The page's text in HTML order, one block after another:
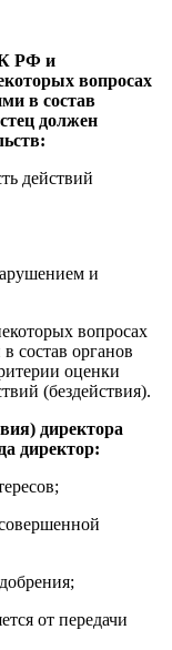
РФ и
вопросах
в состав
должен
действий
и
вопросах
состав органов
оценки
(бездействия).
директора
директор:
от передачи